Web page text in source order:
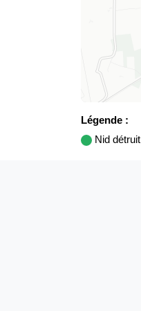
Légende :
Nid détruit